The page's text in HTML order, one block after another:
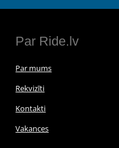
Par Ride.lv
Par mums
Rekvizīti
Kontakti
Vakances